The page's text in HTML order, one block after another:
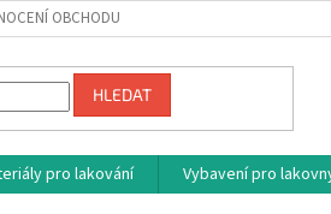
OBCHODU
HLEDAT
pro lakování Vybavení pro